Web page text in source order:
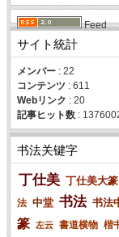
Feed
サイト統計
メンバー : 22
コンテンツ : 611
Webリンク : 20
記事ヒット数 :
书法关键字
丁仕美 丁仕美大篆
法 中堂 书法 书法
篆 左云 書道横物 楷